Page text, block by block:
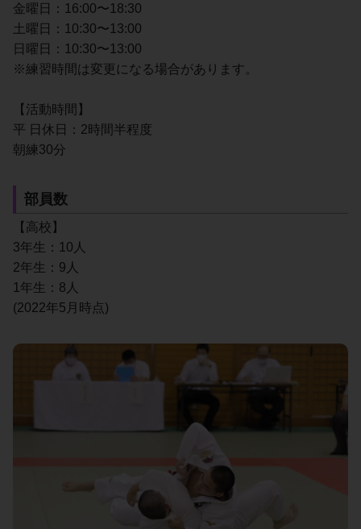
金曜日：16:00〜18:30
土曜日：10:30〜13:00
日曜日：10:30〜13:00
※練習時間は変更になる場合があります。
【活動時間】
平 日休日：2時間半程度
朝練30分
部員数
【高校】
3年生：10人
2年生：9人
1年生：8人
(2022年5月時点)